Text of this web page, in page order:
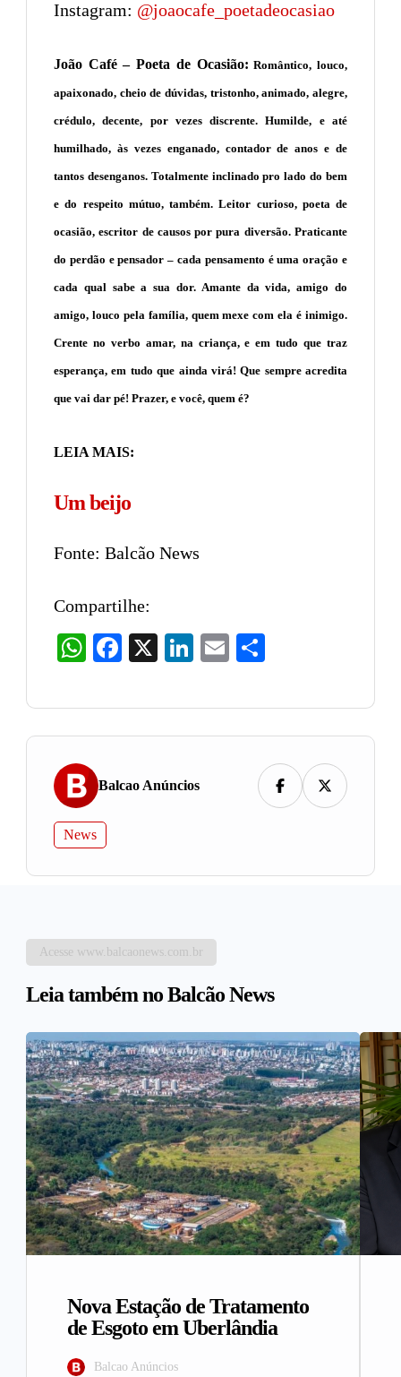
Instagram: @joaocafe_poetadeocasiao
João Café – Poeta de Ocasião: Romântico, louco,
apaixonado, cheio de dúvidas, tristonho, animado, alegre,
crédulo, decente, por vezes discrente. Humilde, e até
humilhado, às vezes enganado, contador de anos e de
tantos desenganos. Totalmente inclinado pro lado do bem
e do respeito mútuo, também. Leitor curioso, poeta de
ocasião, escritor de causos por pura diversão. Praticante
do perdão e pensador – cada pensamento é uma oração e
cada qual sabe a sua dor. Amante da vida, amigo do
amigo, louco pela família, quem mexe com ela é inimigo.
Crente no verbo amar, na criança, e em tudo que traz
esperança, em tudo que ainda virá! Que sempre acredita
que vai dar pé! Prazer, e você, quem é?
LEIA MAIS:
Um beijo
Fonte: Balcão News
Compartilhe:
WhatsAppFacebook LinkedIn
Email
Balcao Anúncios
News
Acesse www.balcaonews.com.br
Leia também no Balcão News
Nova Estação de Tratamento
de Esgoto em Uberlândia
Balcao Anúncios